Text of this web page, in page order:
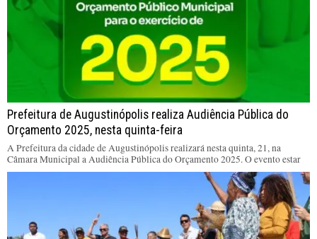
Prefeitura de Augustinópolis realiza Audiência Pública do
Orçamento 2025, nesta quinta-feira
A Prefeitura da cidade de Augustinópolis realizará nesta quinta, 21, na
Câmara Municipal a Audiência Pública do Orçamento 2025. O evento estar